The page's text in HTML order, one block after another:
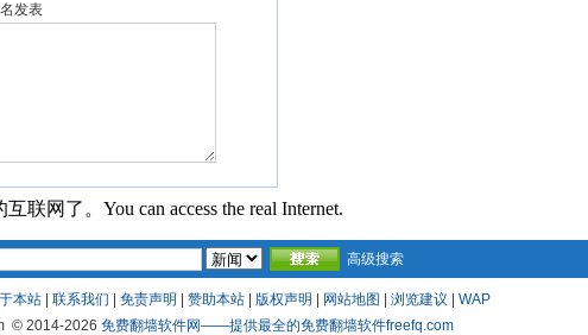
发表
联网了。You can access the real Internet.
高级搜索
本站 联系我们 免责声明 赞助本站 版权声明 网站地图 浏览建议
WAP
© 2014-2026 免费翻墙软件网——提供最全的免费翻墙软件freefq.com